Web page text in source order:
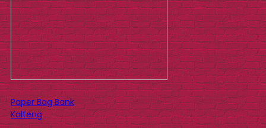
Paper Bag Bank
Kalteng